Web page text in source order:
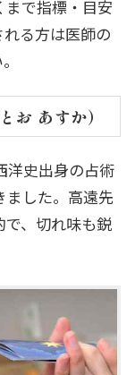
で指標・目安
る方は医師の
お あすか）
洋史出身の占術
ました。高遠先
、切れ味も鋭